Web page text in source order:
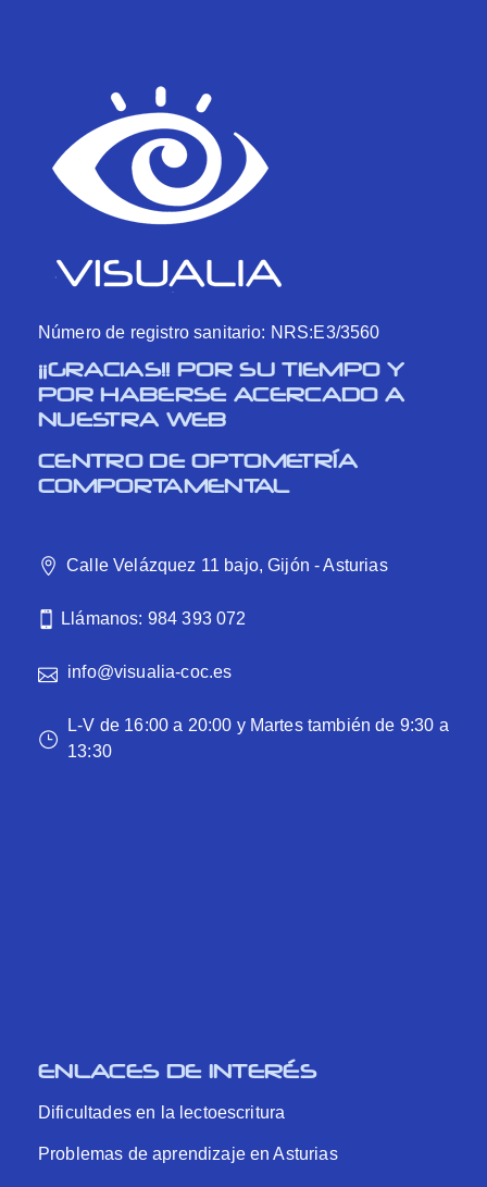
Número de registro sanitario: NRS:E3/3560
¡¡GRACIAS!! POR SU TIEMPO Y
POR HABERSE ACERCADO A
NUESTRA WEB
CENTRO DE OPTOMETRÍA
COMPORTAMENTAL
Calle Velázquez 11 bajo, Gijón - Asturias
Llámanos: 984 393 072
info@visualia-coc.es
L-V de 16:00 a 20:00 y Martes también de 9:30 a
13:30
ENLACES DE INTERÉS
Dificultades en la lectoescritura
Problemas de aprendizaje en Asturias